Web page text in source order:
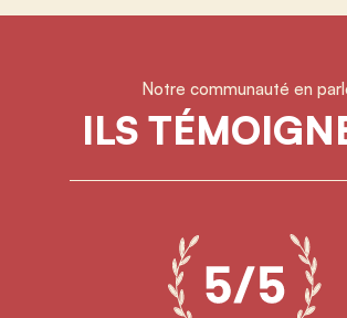
Notre communauté en
ILS